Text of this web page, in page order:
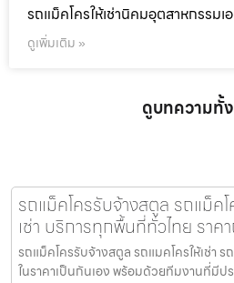
รถแม็คโครให้เช่านิคมอุตสาหกรรมเ
ดูเพิ่มเติม »
ดูบทความทั้
รถแม็คโครรับจ้างสตูล รถแม็ค
เช่า บริการทุกพื้นที่ทั่วไทย ราค
รถแม็คโครรับจ้างสตูล รถแมคโครให้เช่า
ในราคาเป็นกันเอง พร้อมด้วยทีมงานที่มีป